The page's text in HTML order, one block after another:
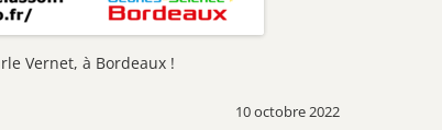
Vernet, à Bordeaux !
10 octobre 2022